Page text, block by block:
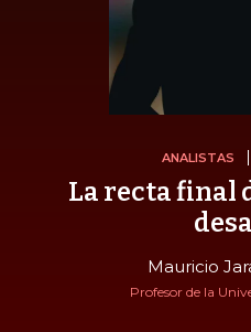
ANALISTAS
La recta final
Mauricio
Profesor de la